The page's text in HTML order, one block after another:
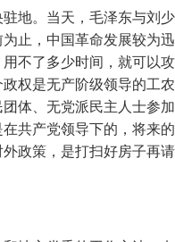
地。当天，毛泽东与刘
止，中国革命发展较为
不了多少时间，就可以攻
权是无产阶级领导的工
体、无党派民主人士参
共产党领导下的，将来
政策，是打扫好房子再